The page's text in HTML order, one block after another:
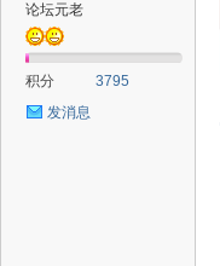
论坛元老
积分
3795
发消息